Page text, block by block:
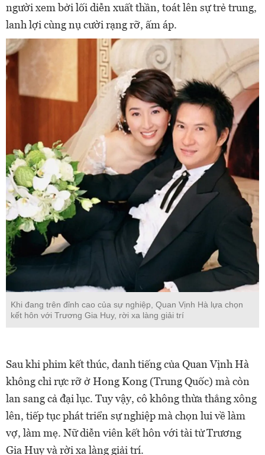
người xem bởi lối diễn xuất thần, toát lên sự trẻ trung,
lanh lợi cùng nụ cười rạng rỡ, ấm áp.
Khi đang trên đỉnh cao của sự nghiệp, Quan Vịnh Hà lựa chọn
kết hôn với Trương Gia Huy, rời xa làng giải trí
Sau khi phim kết thúc, danh tiếng của Quan Vịnh Hà
không chỉ rực rỡ ở Hong Kong (Trung Quốc) mà còn
lan sang cả đại lục. Tuy vậy, cô không thừa thắng xông
lên, tiếp tục phát triển sự nghiệp mà chọn lui về làm
vợ, làm mẹ. Nữ diễn viên kết hôn với tài tử Trương
Gia Huy và rời xa làng giải trí.